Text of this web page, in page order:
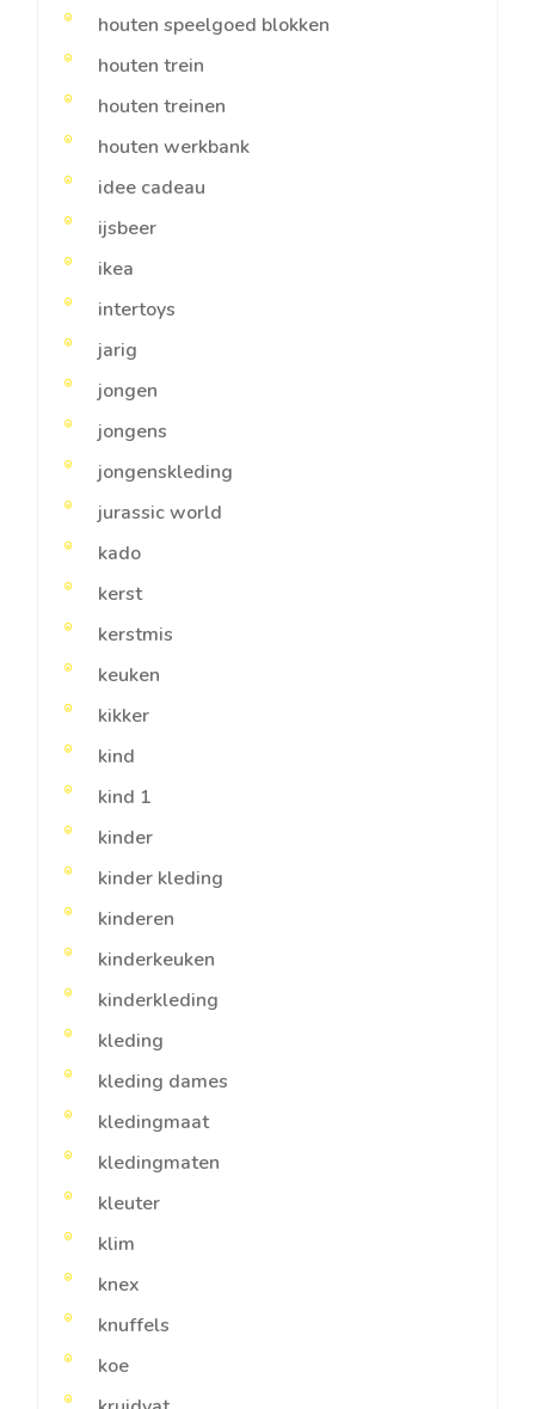
houten speelgoed blokken
houten trein
houten treinen
houten werkbank
idee cadeau
ijsbeer
ikea
intertoys
jarig
jongen
jongens
jongenskleding
jurassic world
kado
kerst
kerstmis
keuken
kikker
kind
kind 1
kinder
kinder kleding
kinderen
kinderkeuken
kinderkleding
kleding
kleding dames
kledingmaat
kledingmaten
kleuter
klim
knex
knuffels
koe